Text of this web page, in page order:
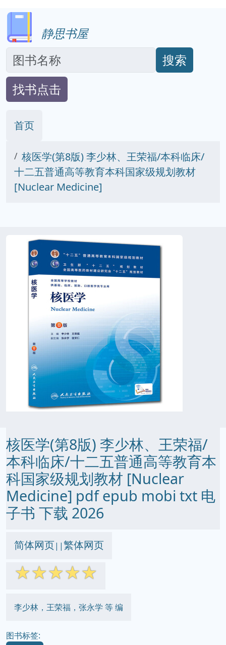
静思书屋
搜索
找书点击
首页
核医学(第8版) 李少林、王荣福/本科临床/
十二五普通高等教育本科国家级规划教材
[Nuclear Medicine]
核医学(第8版) 李少林、王荣福/
本科临床/十二五普通高等教育本
科国家级规划教材 [Nuclear
Medicine] pdf epub mobi txt 电
子书 下载 2026
简体网页||繁体网页
☆☆☆☆☆
李少林，王荣福，张永学 等 编
图书标签: